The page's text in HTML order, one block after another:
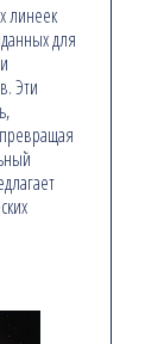
линеек
для
Эти